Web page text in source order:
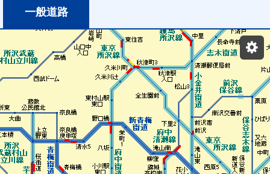
一般道路
表示設定
混雑 通行止め
チェーン規制等
調整中